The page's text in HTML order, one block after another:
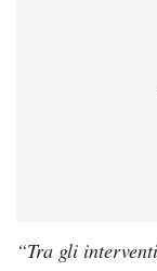
“Tra gli